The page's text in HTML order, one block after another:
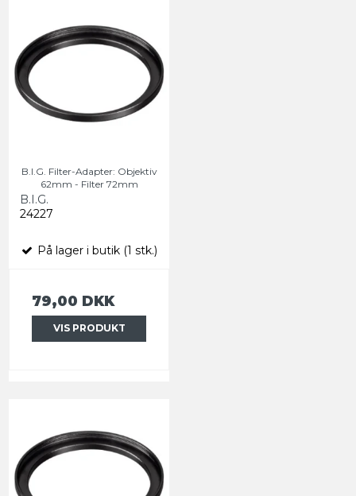
B.I.G. Filter-Adapter: Objektiv
62mm - Filter 72mm
B.I.G.
24227
På lager i butik (1 stk.)
79,00 DKK
VIS PRODUKT